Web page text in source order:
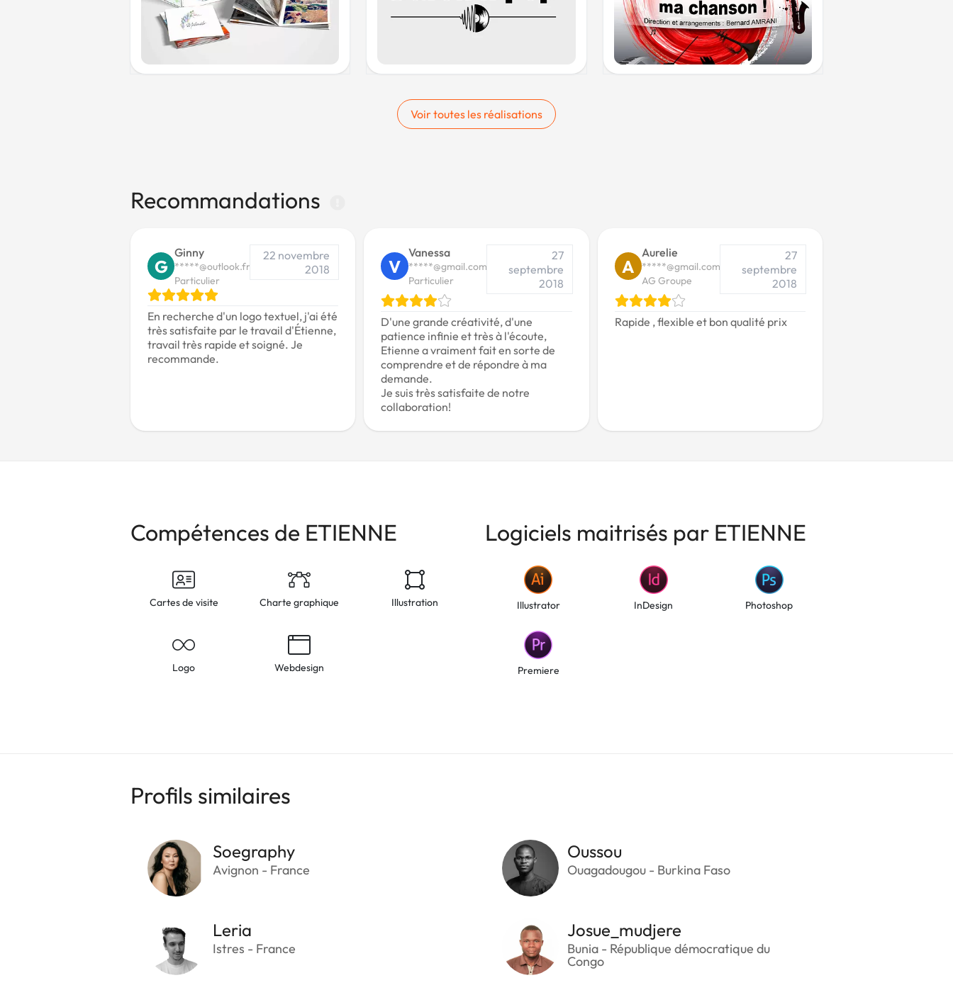
Voir toutes les réalisations
Recommandations
G
Ginny
*****@outlook.fr
Particulier
22 novembre
2018
En recherche d'un logo textuel, j'ai été
très satisfaite par le travail d'Étienne,
travail très rapide et soigné. Je
recommande.
V
Vanessa
*****@gmail.com
Particulier
27
septembre
2018
D'une grande créativité, d'une
patience infinie et très à l'écoute,
Etienne a vraiment fait en sorte de
comprendre et de répondre à ma
demande.
Je suis très satisfaite de notre
collaboration!
A
Aurelie
*****@gmail.com
AG Groupe
27
septembre
2018
Rapide , flexible et bon qualité prix
Compétences de ETIENNE
Cartes de visite Charte graphique Illustration
Logo Webdesign
Logiciels maitrisés par ETIENNE
Illustrator InDesign Photoshop
Premiere
Profils similaires
Soegraphy
Avignon - France
Oussou
Ouagadougou - Burkina Faso
Leria
Istres - France
Josue_mudjere
Bunia - République démocratique du
Congo